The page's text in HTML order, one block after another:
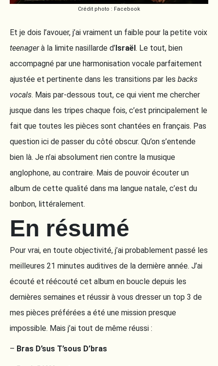
Crédit photo : Facebook
Et je dois l’avouer, j’ai vraiment un faible pour la petite voix
teenagerà la limite nasillarde d’Israël. Le tout, bien
accompagné par une harmonisation vocale parfaitement
ajustée et pertinente dans les transitions par les backs
vocals. Mais par-dessous tout, ce qui vient me chercher
jusque dans les tripes chaque fois, c’est principalement le
fait que toutes les pièces sont chantées en français. Pas
question ici de passer du côté obscur. Qu’on s’entende
bien là. Je n’ai absolument rien contre la musique
anglophone, au contraire. Mais de pouvoir écouter un
album de cette qualité dans ma langue natale, c’est du
bonbon, littéralement.
En résumé
Pour vrai, en toute objectivité, j’ai probablement passé les
meilleures 21 minutes auditives de la dernière année. J’ai
écouté et réécouté cet album en boucle depuis les
dernières semaines et réussir à vous dresser un top 3 de
mes pièces préférées a été une mission presque
impossible. Mais j’ai tout de même réussi :
– Bras D’sus T’sous D’bras